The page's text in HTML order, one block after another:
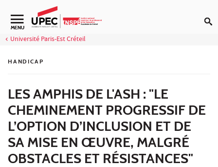
Aller au contenu
Navigation secondaire
MENU
Université Paris-Est Créteil
HANDICAP
LES AMPHIS DE L'ASH : "LE
CHEMINEMENT PROGRESSIF DE
L’OPTION D’INCLUSION ET DE
SA MISE EN ŒUVRE, MALGRÉ
OBSTACLES ET RÉSISTANCES"